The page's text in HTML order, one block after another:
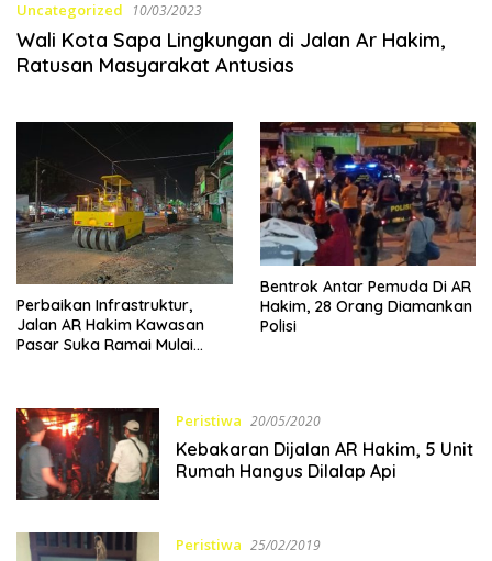
Uncategorized 10/03/2023
Wali Kota Sapa Lingkungan di Jalan Ar Hakim,
Ratusan Masyarakat Antusias
Perbaikan Infrastruktur,
Jalan AR Hakim Kawasan
Pasar Suka Ramai Mulai
Bentrok Antar Pemuda Di AR
Hakim, 28 Orang Diamankan
Polisi
Peristiwa 20/05/2020
Kebakaran Dijalan AR Hakim, 5 Unit
Rumah Hangus Dilalap Api
Peristiwa 25/02/2019